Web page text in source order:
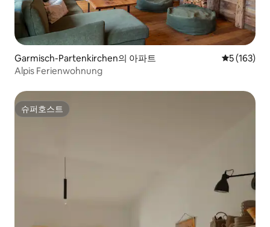
Garmisch-Partenkirchen의 아파트 평점 5점(5
5 (163)
Alpis Ferienwohnung
슈퍼호스트
슈퍼호스트